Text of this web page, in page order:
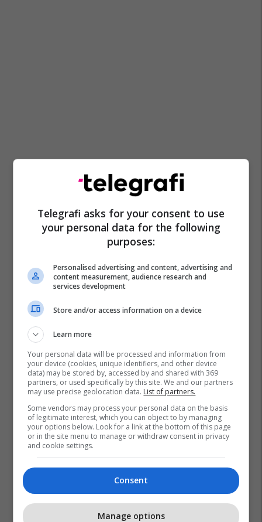
Telegrafi asks for your consent to use
your personal data for the following
purposes:
Personalised advertising and content, advertising and
content measurement, audience research and
services development
Store and/or access information on a device
Learn more
Your personal data will be processed and information from
your device (cookies, unique identifiers, and other device
data) may be stored by, accessed by and shared with 369
partners, or used specifically by this site. We and our partners
may use precise geolocation data. List of partners.
Some vendors may process your personal data on the basis
of legitimate interest, which you can object to by managing
your options below. Look for a link at the bottom of this page
or in the site menu to manage or withdraw consent in privacy
and cookie settings.
Consent
Manage options